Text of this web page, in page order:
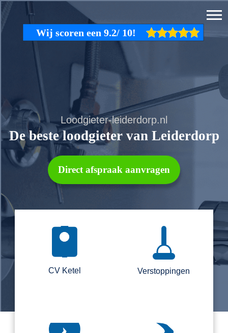
Loodgieter-leiderdorp.nl
De beste loodgieter van Leiderdorp
Direct afspraak aanvragen
CV Ketel Verstoppingen